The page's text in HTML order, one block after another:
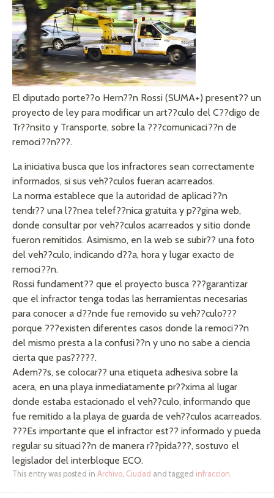
El diputado porte??o Hern??n Rossi (SUMA+) present?? un
proyecto de ley para modificar un art??culo del C??digo de
Tr??nsito y Transporte, sobre la ???comunicaci??n de
remoci??n???.
La iniciativa busca que los infractores sean correctamente
informados, si sus veh??culos fueran acarreados.
La norma establece que la autoridad de aplicaci??n
tendr?? una l??nea telef??nica gratuita y p??gina web,
donde consultar por veh??culos acarreados y sitio donde
fueron remitidos. Asimismo, en la web se subir?? una foto
del veh??culo, indicando d??a, hora y lugar exacto de
remoci??n.
Rossi fundament?? que el proyecto busca ???garantizar
que el infractor tenga todas las herramientas necesarias
para conocer a d??nde fue removido su veh??culo???
porque ???existen diferentes casos donde la remoci??n
del mismo presta a la confusi??n y uno no sabe a ciencia
cierta que pas?????.
Adem??s, se colocar?? una etiqueta adhesiva sobre la
acera, en una playa inmediatamente pr??xima al lugar
donde estaba estacionado el veh??culo, informando que
fue remitido a la playa de guarda de veh??culos acarreados.
???Es importante que el infractor est?? informado y pueda
regular su situaci??n de manera r??pida???, sostuvo el
legislador del interbloque ECO.
This entry was posted in Archivo, Ciudad and tagged infraccion.